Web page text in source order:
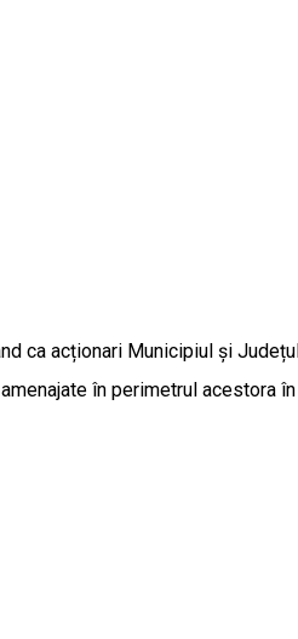
ca acționari Municipiul și
în perimetrul acestora